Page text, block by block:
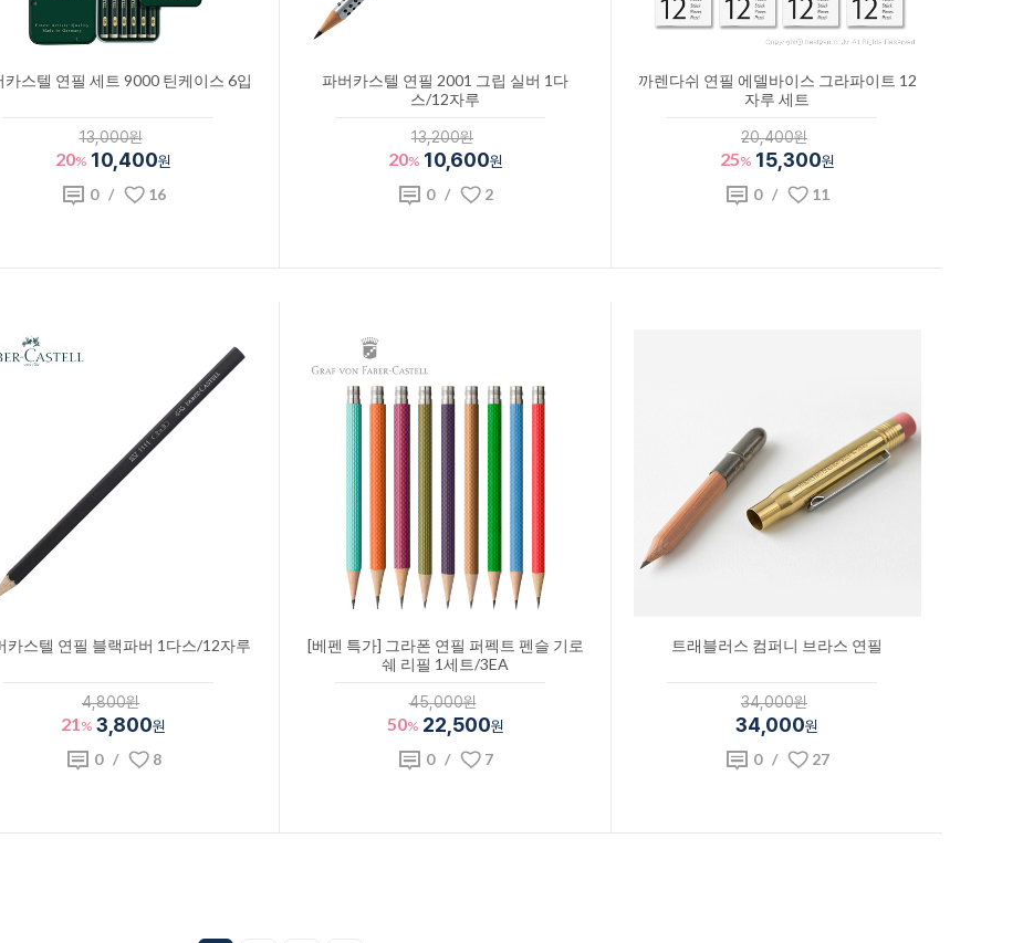
카스텔 연필 세트 9000 틴케이스 6입
13,000원
20% 10,400원
0/ 16
파버카스텔 연필 2001 그립 실버 1다
스/12자루
13,200원
20% 10,600원
0/ 2
까렌다쉬 연필 에델바이스 그라파이트 12
자루 세트
20,400원
25% 15,300원
0/ 11
카스텔 연필 블랙파버 1다스/12자루
4,800원
21% 3,800원
0/ 8
[베펜 특가] 그라폰 연필 퍼펙트 펜슬 기로
쉐 리필 1세트/3EA
45,000원
50% 22,500원
0/ 7
트래블러스 컴퍼니 브라스 연필
34,000원
34,000원
0/ 27